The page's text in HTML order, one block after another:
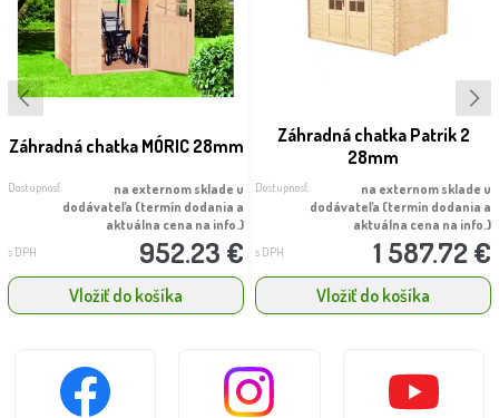
Záhradná chatka MÓRIC 28mm
Dostupnosť:
na externom sklade u
dodávateľa (termín dodania a
aktuálna cena na info.)
s DPH 952.23 €
Vložiť do košíka
Záhradná chatka Patrik 2
28mm
Dostupnosť:
na externom sklade u
dodávateľa (termín dodania a
aktuálna cena na info.)
s DPH 1 587.72 €
Vložiť do košíka